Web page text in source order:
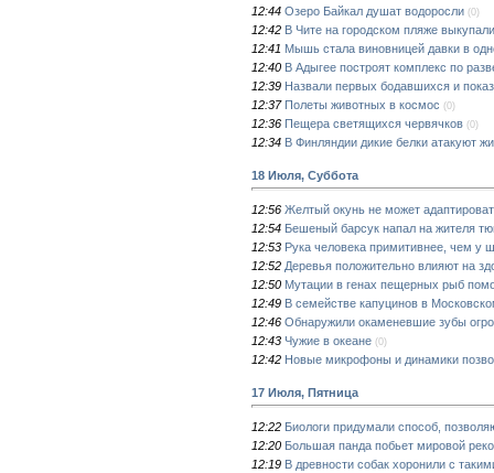
12:44 Озеро Байкал душат водоросли (0)
12:42 В Чите на городском пляже
12:41 Мышь стала виновницей давки в
12:40 В Адыгее построят комплекс по
12:39 Назвали первых бодавшихся и
12:37 Полеты животных в космос (0)
12:36 Пещера светящихся червячков (0)
12:34 В Финляндии дикие белки атакуют
18 Июля, Суббота
12:56 Желтый окунь не может
12:54 Бешеный барсук напал на жителя
12:53 Рука человека примитивнее, чем у
12:52 Деревья положительно влияют на
12:50 Мутации в генах пещерных рыб
12:49 В семействе капуцинов в
12:46 Обнаружили окаменевшие зубы
12:43 Чужие в океане (0)
12:42 Новые микрофоны и динамики
17 Июля, Пятница
12:22 Биологи придумали способ,
12:20 Большая панда побьет мировой
12:19 В древности собак хоронили с